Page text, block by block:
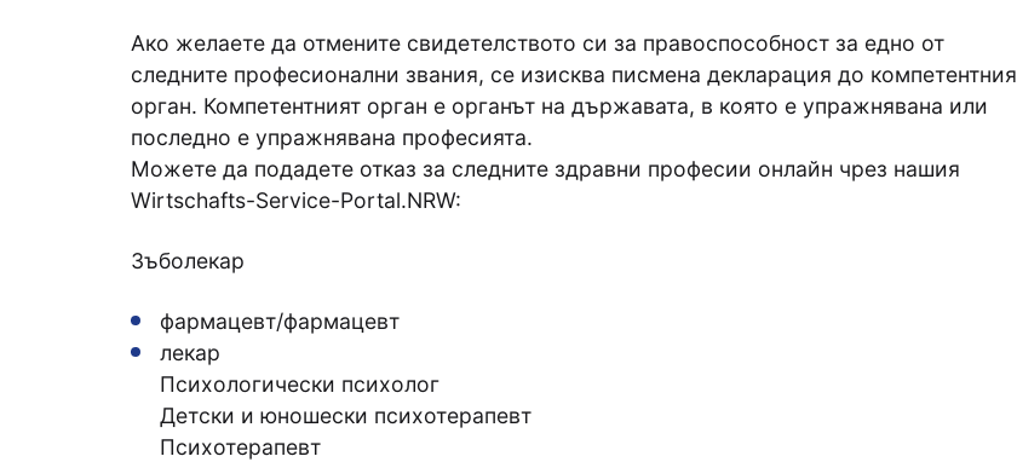
Ако желаете да отмените свидетелството си за правоспособност за едно от
следните професионални звания, се изисква писмена декларация до компетентния
орган. Компетентният орган е органът на държавата, в която е упражнявана или
последно е упражнявана професията.
Можете да подадете отказ за следните здравни професии онлайн чрез нашия
Wirtschafts-Service-Portal.NRW:
Зъболекар
фармацевт/фармацевт
лекар
Психологически психолог
Детски и юношески психотерапевт
Психотерапевт